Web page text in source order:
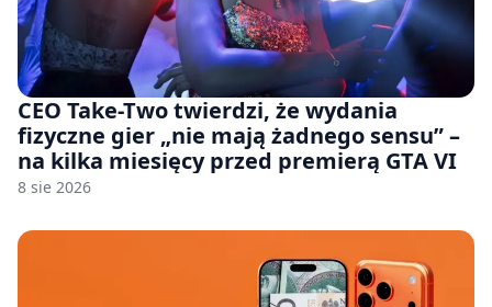
CEO Take-Two twierdzi, że wydania
fizyczne gier „nie mają żadnego sensu” –
na kilka miesięcy przed premierą GTA VI
8 sie 2026